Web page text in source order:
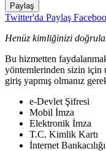
Paylaş
Twitter'da Paylaş
Henüz kimliğinizi
Bu hizmetten
yöntemlerinden sizin için
giriş yapmış olmanız
e-Devlet Şifresi
Mobil İmza
Elektronik İmza
T.C. Kimlik Kartı
İnternet Bankacılığı